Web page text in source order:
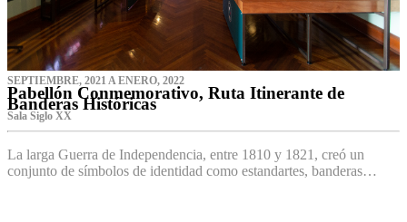
SEPTIEMBRE, 2021 A ENERO, 2022
Pabellón Conmemorativo, Ruta Itinerante de
Banderas Históricas
Sala Siglo XX
La larga Guerra de Independencia, entre 1810 y 1821, creó un
conjunto de símbolos de identidad como estandartes, banderas…